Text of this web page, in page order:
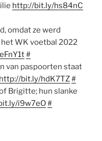
http://bit.ly/hs84nC
omdat ze werd
WK voetbal 2022
#
van paspoorten staat
http://bit.ly/hdK7TZ#
Brigitte; hun slanke
i9w7eO#